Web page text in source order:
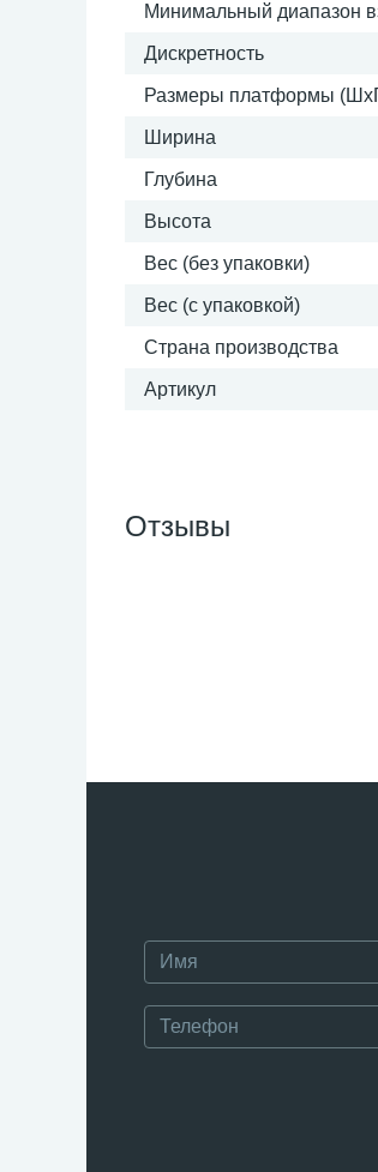
Минимальный диапазон
Дискретность
Размеры платформы
Ширина
Глубина
Высота
Вес (без упаковки)
Вес (с упаковкой)
Страна производства
Артикул
Отзывы